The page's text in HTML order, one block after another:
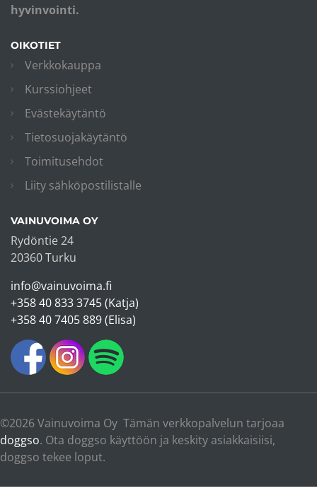
hyvinvointi.
OIKOTIET
Verkkokauppa
Kurssiohjeet
Evästekäytäntö
Tietosuojakäytäntö
Toimitusehdot
Liity sähköpostilistalle
VAINUVOIMA OY
Rydöntie 24
20360 Turku
info@vainuvoima.fi
+358 40 833 3745 (Katja)
+358 40 7405 889 (Elisa)
©2026 Vainuvoima Oy Tämän verkkopalvelun tarjoaa
doggso. Ota doggso käyttöön ja keskity asiakkaisiisi,
doggso tekee loput.